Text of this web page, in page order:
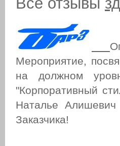
Мероприятие,
на должном
"Корпоративный
Наталье Алишевич
Заказчика!